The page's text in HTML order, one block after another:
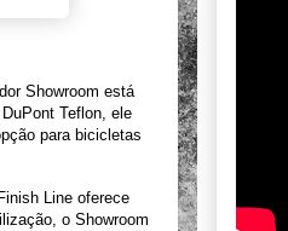
Showroom está
Teflon, ele
para bicicletas
Line oferece
o Showroom